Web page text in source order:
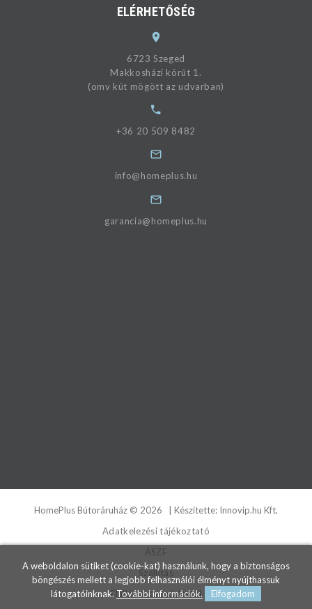
ELÉRHETŐSÉG
6723 Szeged
Makkosházi körút 1.
(omv kút mögött az udvarban)
+36 20 509 8482
info@homeplus.hu
garancia@homeplus.hu
HomePlus Bútoráruház © 2026 | Készítette: Innovip.hu Kft.
Adatkelezési tájékoztató
ÁSZF
Szállítás
Elállás a szerződéstől
A weboldalon sütiket (cookie-kat) használunk, hogy a biztonságos
böngészés mellett a legjobb felhasználói élményt nyújthassuk
látogatóinknak.További információk. Elfogadom